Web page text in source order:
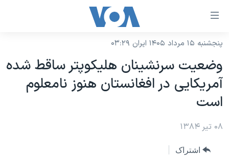
لینکهای
دسترسی
جهش
به
محتوای
اصلی
به
صفحه
نسخه سبک وب‌سایت
موضوع ها
آمریکا
جهان
برنامه های تلویزیونی
جدول برنامه ها
صفحه‌های ویژه
پنجشنبه ۱۵ مرداد ۱۴۰۵ ایران ۰۳:۲۹
وضعيت سرنشينان هليکوپتر ساقط شده
آمريکايی در افغانستان هنوز نامعلوم
است
۰۸ تیر ۱۳۸۴
اشتراک